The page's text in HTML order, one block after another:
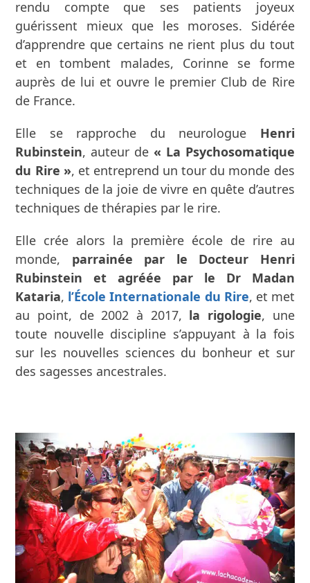
rendu compte que ses patients joyeux
guérissent mieux que les moroses. Sidérée
d’apprendre que certains ne rient plus du tout
et en tombent malades, Corinne se forme
auprès de lui et ouvre le premier Club de Rire
de France.
Elle se rapproche du neurologue Henri
Rubinstein, auteur de « La Psychosomatique
du Rire », et entreprend un tour du monde des
techniques de la joie de vivre en quête d’autres
techniques de thérapies par le rire.
Elle crée alors la première école de rire au
monde, parrainée par le Docteur Henri
Rubinstein et agréée par le Dr Madan
Kataria, l’École Internationale du Rire, et met
au point, de 2002 à 2017, la rigologie, une
toute nouvelle discipline s’appuyant à la fois
sur les nouvelles sciences du bonheur et sur
des sagesses ancestrales.